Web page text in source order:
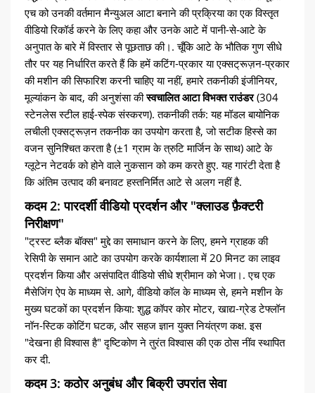
एच को उनकी वर्तमान मैन्युअल आटा बनाने की प्रक्रिया का एक विस्तृत
वीडियो रिकॉर्ड करने के लिए कहा और उनके आटे में पानी-से-आटे के
अनुपात के बारे में विस्तार से पूछताछ की।. चूँकि आटे के भौतिक गुण सीधे
तौर पर यह निर्धारित करते हैं कि हमें कटिंग-प्रकार या एक्सट्रूज़न-प्रकार
की मशीन की सिफारिश करनी चाहिए या नहीं, हमारे तकनीकी इंजीनियर,
मूल्यांकन के बाद, की अनुशंसा कीस्वचालित आटा विभक्त राउंडर(304
स्टेनलेस स्टील हाई-स्पेक संस्करण). तकनीकी तर्क: यह मॉडल बायोनिक
लचीली एक्सट्रूज़न तकनीक का उपयोग करता है, जो सटीक हिस्से का
वजन सुनिश्चित करता है (±1 ग्राम के त्रुटि मार्जिन के साथ) आटे के
ग्लूटेन नेटवर्क को होने वाले नुकसान को कम करते हुए. यह गारंटी देता है
कि अंतिम उत्पाद की बनावट हस्तनिर्मित आटे से अलग नहीं है.
कदम 2: पारदर्शी वीडियो प्रदर्शन और "क्लाउड फ़ैक्टरी
निरीक्षण"
"ट्रस्ट ब्लैक बॉक्स" मुद्दे का समाधान करने के लिए, हमने ग्राहक की
रेसिपी के समान आटे का उपयोग करके कार्यशाला में 20 मिनट का लाइव
प्रदर्शन किया और असंपादित वीडियो सीधे श्रीमान को भेजा।. एच एक
मैसेजिंग ऐप के माध्यम से. आगे, वीडियो कॉल के माध्यम से, हमने मशीन के
मुख्य घटकों का प्रदर्शन किया: शुद्ध कॉपर कोर मोटर, खाद्य-ग्रेड टेफ्लॉन
नॉन-स्टिक कोटिंग घटक, और सहज ज्ञान युक्त नियंत्रण कक्ष. इस
"देखना ही विश्वास है" दृष्टिकोण ने तुरंत विश्वास की एक ठोस नींव स्थापित
कर दी.
कदम 3: कठोर अनुबंध और बिक्री उपरांत सेवा